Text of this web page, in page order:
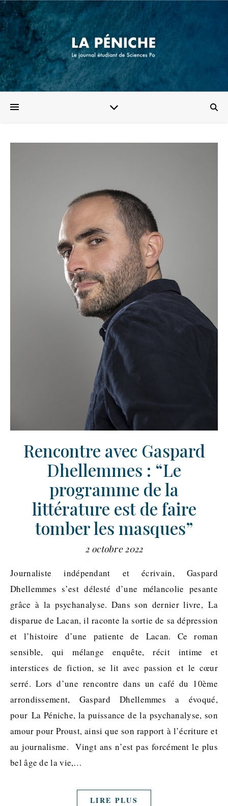
Rencontre avec Gaspard
Dhellemmes : “Le
programme de la
littérature est de faire
tomber les masques”
2 octobre 2022
Journaliste indépendant et écrivain, Gaspard
Dhellemmes s’est délesté d’une mélancolie pesante
grâce à la psychanalyse. Dans son dernier livre, La
disparue de Lacan, il raconte la sortie de sa dépression
et l’histoire d’une patiente de Lacan. Ce roman
sensible, qui mélange enquête, récit intime et
interstices de fiction, se lit avec passion et le cœur
serré. Lors d’une rencontre dans un café du 10ème
arrondissement, Gaspard Dhellemmes a évoqué,
pour La Péniche, la puissance de la psychanalyse, son
amour pour Proust, ainsi que son rapport à l’écriture et
au journalisme. Vingt ans n’est pas forcément le plus
bel âge de la vie,…
LIRE PLUS